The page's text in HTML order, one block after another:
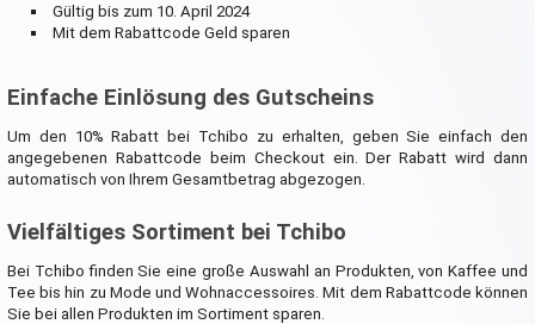
Gültig bis zum 10. April 2024
Mit dem Rabattcode Geld sparen
Einfache Einlösung des Gutscheins
Um den 10% Rabatt bei Tchibo zu erhalten, geben Sie einfach den
angegebenen Rabattcode beim Checkout ein. Der Rabatt wird dann
automatisch von Ihrem Gesamtbetrag abgezogen.
Vielfältiges Sortiment bei Tchibo
Bei Tchibo finden Sie eine große Auswahl an Produkten, von Kaffee und
Tee bis hin zu Mode und Wohnaccessoires. Mit dem Rabattcode können
Sie bei allen Produkten im Sortiment sparen.